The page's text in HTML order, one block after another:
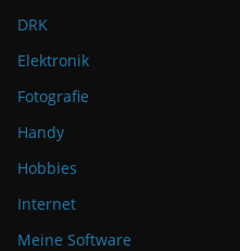
DRK
Elektronik
Fotografie
Handy
Hobbies
Internet
Meine Software